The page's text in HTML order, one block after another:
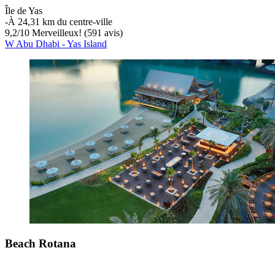
Île de Yas
‐À 24,31 km du centre-ville
9,2/10 Merveilleux! (591 avis)
W Abu Dhabi - Yas Island
Beach Rotana